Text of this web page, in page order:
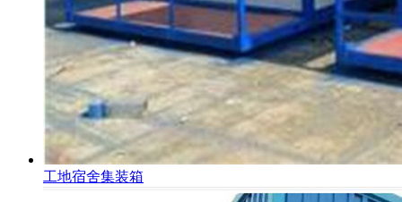
工地宿舍集装箱